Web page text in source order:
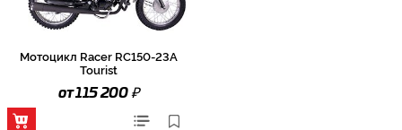
Мотоцикл Racer RC150-23A
Tourist
от 115 200₽